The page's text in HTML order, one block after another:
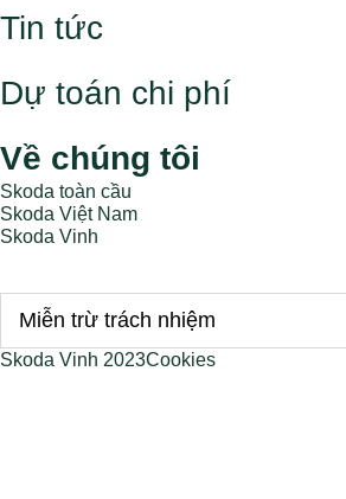
Tin tức
Dự toán chi phí
Về chúng tôi
Skoda toàn cầu
Skoda Việt Nam
Skoda Vinh
Miễn trừ trách nhiệm
Skoda Vinh 2023Cookies